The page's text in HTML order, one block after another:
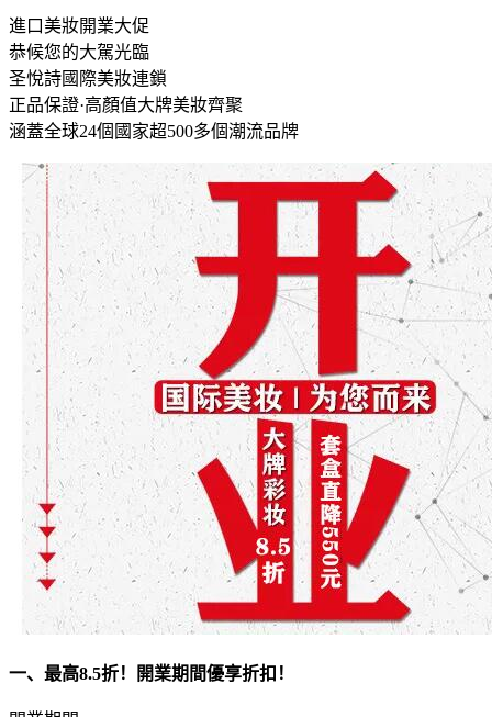
進口美妝開業大促
恭候您的大駕光臨
圣悅詩國際美妝連鎖
正品保證·高顏值大牌美妝齊聚
涵蓋全球24個國家超500多個潮流品牌
一、最高8.5折！開業期間優享折扣！